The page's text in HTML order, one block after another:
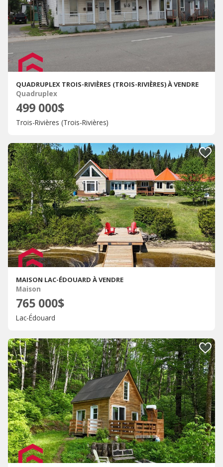
QUADRUPLEX TROIS-RIVIÈRES (TROIS-RIVIÈRES) À VENDRE
Quadruplex
499 000$
Trois-Rivières (Trois-Rivières)
MAISON LAC-ÉDOUARD À VENDRE
Maison
765 000$
Lac-Édouard